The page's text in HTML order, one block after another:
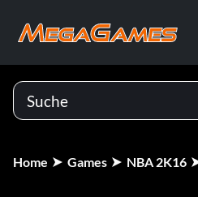
Home Games NBA 2K16